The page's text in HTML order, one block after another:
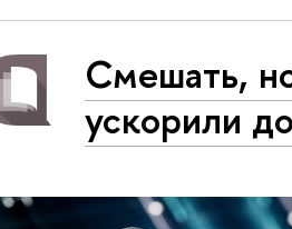
Смешать,
ускорили